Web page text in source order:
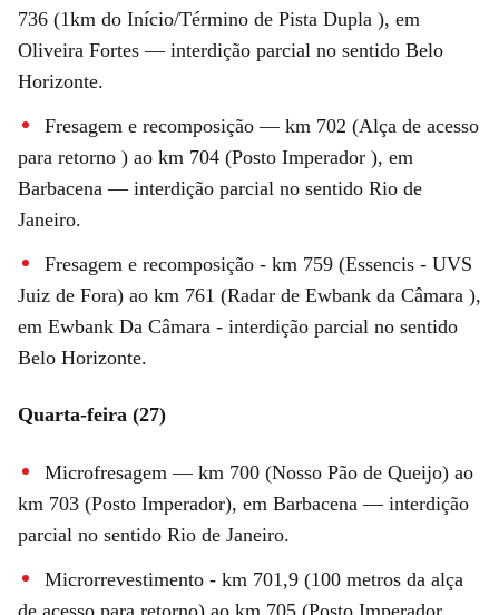
736 (1km do Início/Término de Pista Dupla ), em
Oliveira Fortes — interdição parcial no sentido Belo
Horizonte.
Fresagem e recomposição — km 702 (Alça de acesso
para retorno ) ao km 704 (Posto Imperador ), em
Barbacena — interdição parcial no sentido Rio de
Janeiro.
Fresagem e recomposição - km 759 (Essencis - UVS
Juiz de Fora) ao km 761 (Radar de Ewbank da Câmara ),
em Ewbank Da Câmara - interdição parcial no sentido
Belo Horizonte.
Quarta-feira (27)
Microfresagem — km 700 (Nosso Pão de Queijo) ao
km 703 (Posto Imperador), em Barbacena — interdição
parcial no sentido Rio de Janeiro.
Microrrevestimento - km 701,9 (100 metros da alça
de acesso para retorno) ao km 705 (Posto Imperador